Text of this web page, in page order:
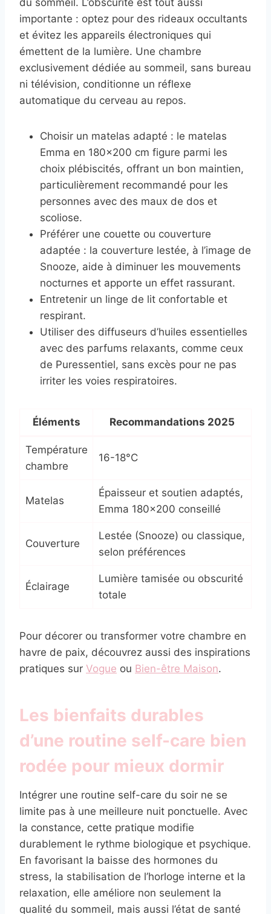
du sommeil. L’obscurité est tout aussi
importante : optez pour des rideaux occultants
et évitez les appareils électroniques qui
émettent de la lumière. Une chambre
exclusivement dédiée au sommeil, sans bureau
ni télévision, conditionne un réflexe
automatique du cerveau au repos.
Choisir un matelas adapté : le matelas
Emma en 180×200 cm figure parmi les
choix plébiscités, offrant un bon maintien,
particulièrement recommandé pour les
personnes avec des maux de dos et
scoliose.
Préférer une couette ou couverture
adaptée : la couverture lestée, à l’image de
Snooze, aide à diminuer les mouvements
nocturnes et apporte un effet rassurant.
Entretenir un linge de lit confortable et
respirant.
Utiliser des diffuseurs d’huiles essentielles
avec des parfums relaxants, comme ceux
de Puressentiel, sans excès pour ne pas
irriter les voies respiratoires.
Éléments Recommandations 2025
Température
chambre
16-18°C
Matelas
Épaisseur et soutien adaptés,
Emma 180×200 conseillé
Couverture
Lestée (Snooze) ou classique,
selon préférences
Éclairage
Lumière tamisée ou obscurité
totale
Pour décorer ou transformer votre chambre en
havre de paix, découvrez aussi des inspirations
pratiques sur Vogue ou Bien-être Maison.
Les bienfaits durables
d’une routine self-care bien
rodée pour mieux dormir
Intégrer une routine self-care du soir ne se
limite pas à une meilleure nuit ponctuelle. Avec
la constance, cette pratique modifie
durablement le rythme biologique et psychique.
En favorisant la baisse des hormones du
stress, la stabilisation de l’horloge interne et la
relaxation, elle améliore non seulement la
qualité du sommeil, mais aussi l’état de santé